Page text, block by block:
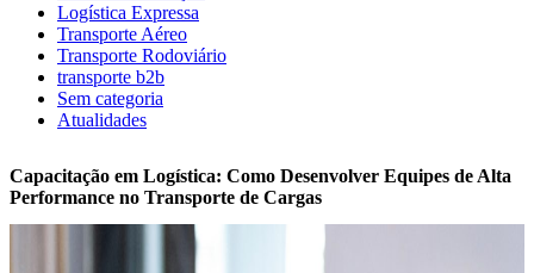
Logística Expressa
Transporte Aéreo
Transporte Rodoviário
transporte b2b
Sem categoria
Atualidades
Capacitação em Logística: Como Desenvolver Equipes de Alta
Performance no Transporte de Cargas